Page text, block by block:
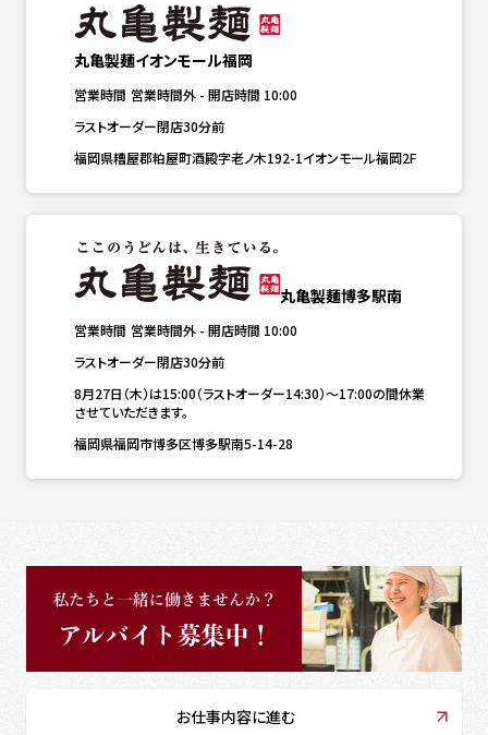
丸亀製麺イオンモール福岡
営業時間 営業時間外 - 開店時間 10:00
ラストオーダー閉店30分前
福岡県糟屋郡粕屋町酒殿字老ノ木192-1イオンモール福岡2F
丸亀製麺博多駅南
営業時間 営業時間外 - 開店時間 10:00
ラストオーダー閉店30分前
8月27日（木）は15:00（ラストオーダー14:30）～17:00の間休業
させていただきます。
福岡県福岡市博多区博多駅南5-14-28
お仕事内容に進む